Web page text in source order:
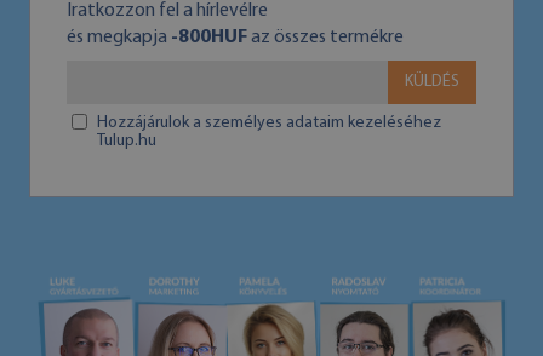
Iratkozzon fel a hírlevélre
és megkapja -800HUFaz összes termékre
KÜLDÉS
Hozzájárulok a személyes adataim kezeléséhez
Tulup.hu